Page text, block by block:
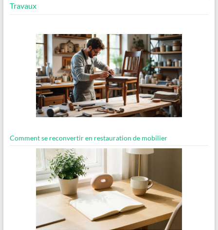
Travaux
Comment se reconvertir en restauration de mobilier